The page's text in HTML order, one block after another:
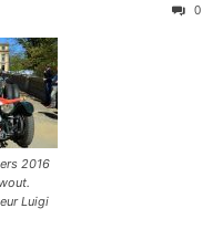
0
2016
Luigi